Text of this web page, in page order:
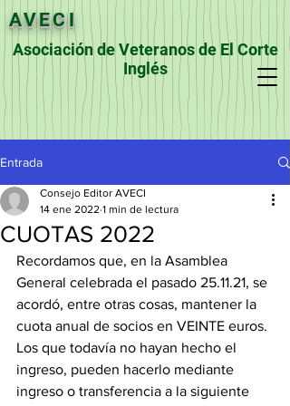
AVECI
Asociación de Veteranos de El Corte
Inglés
Entrada
CUOTAS 2022
Consejo Editor AVECI
14 ene 2022 1 min de lectura
Recordamos que, en la Asamblea
General celebrada el pasado 25.11.21, se
acordó, entre otras cosas, mantener la
cuota anual de socios en VEINTE euros.
Los que todavía no hayan hecho el
ingreso, pueden hacerlo mediante
ingreso o transferencia a la siguiente